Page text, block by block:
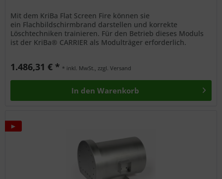
Mit dem KriBa Flat Screen Fire können sie
ein Flachbildschirmbrand darstellen und korrekte
Löschtechniken trainieren. Für den Betrieb dieses Moduls
ist der KriBa® CARRIER als Modulträger erforderlich.
1.486,31 € * * inkl. MwSt., zzgl. Versand
In den Warenkorb
►